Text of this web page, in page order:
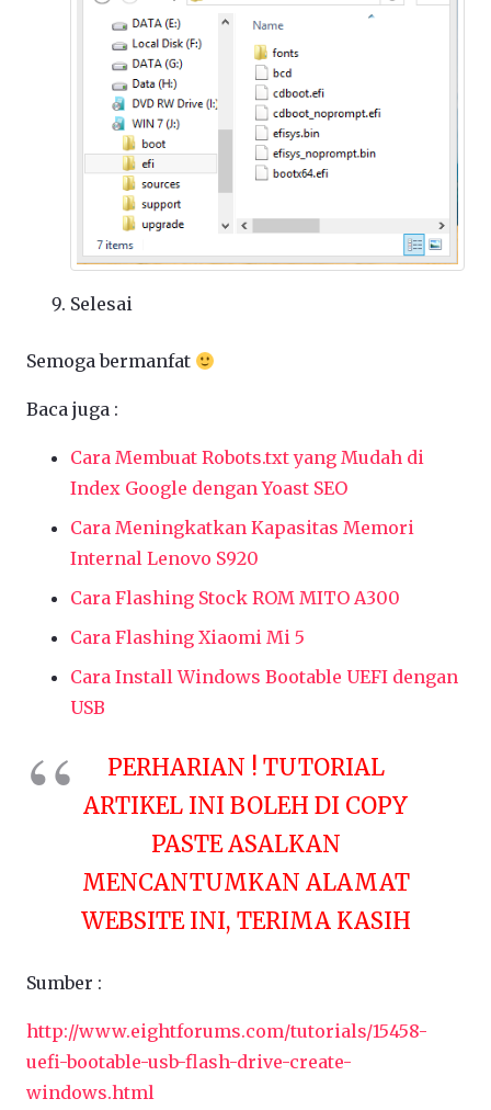
Selesai
Semoga bermanfat
Baca juga :
Cara Membuat Robots.txt yang Mudah di
Index Google dengan Yoast SEO
Cara Meningkatkan Kapasitas Memori
Internal Lenovo S920
Cara Flashing Stock ROM MITO A300
Cara Flashing Xiaomi Mi 5
Cara Install Windows Bootable UEFI dengan
USB
PERHARIAN ! TUTORIAL
ARTIKEL INI BOLEH DI COPY
PASTE ASALKAN
MENCANTUMKAN ALAMAT
WEBSITE INI, TERIMA KASIH
Sumber :
http://www.eightforums.com/tutorials/15458-
uefi-bootable-usb-flash-drive-create-
windows.html